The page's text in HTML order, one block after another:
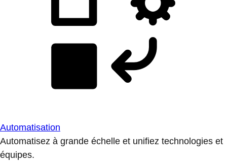
Automatisation
Automatisez à grande échelle et unifiez technologies et
équipes.